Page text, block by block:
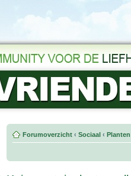
Forumoverzicht ‹ Sociaal ‹